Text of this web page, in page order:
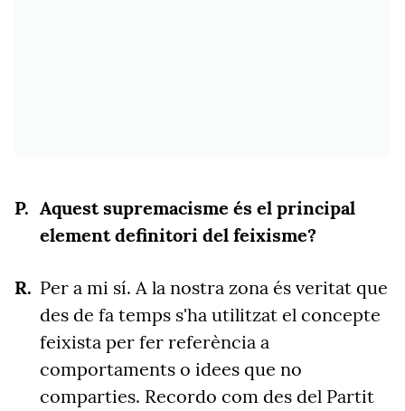
Aquest supremacisme és el principal
element definitori del feixisme?
Per a mi sí. A la nostra zona és veritat que
des de fa temps s'ha utilitzat el concepte
feixista per fer referència a
comportaments o idees que no
comparties. Recordo com des del Partit